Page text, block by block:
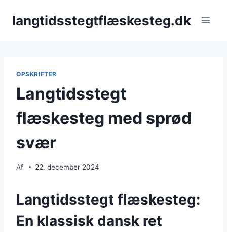
langtidsstegtflæskesteg.dk
OPSKRIFTER
Langtidsstegt
flæskesteg med sprød
svær
Af 22. december 2024
Langtidsstegt flæskesteg:
En klassisk dansk ret